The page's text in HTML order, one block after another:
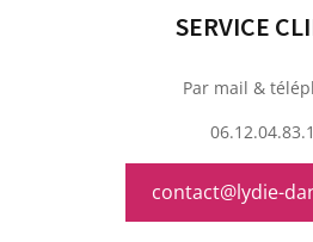
SERVICE
Par mail &
contact@lydie-